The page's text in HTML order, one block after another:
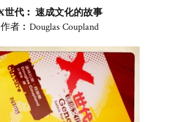
世代︰ 速成文化的故事
作者︰Douglas Coupland